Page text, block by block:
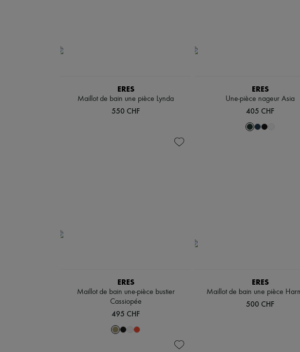
ERES
Maillot de bain une pièce Lynda
550 CHF
ERES
Une-pièce nageur Asia
405 CHF
ERES
Maillot de bain une-pièce bustier
Cassiopée
495 CHF
ERES
Maillot de bain une pièce
500 CHF